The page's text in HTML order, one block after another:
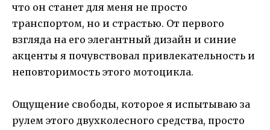
что он станет для меня не просто
транспортом, но и страстью. От первого
взгляда на его элегантный дизайн и синие
акценты я почувствовал привлекательность и
неповторимость этого мотоцикла.
Ощущение свободы, которое я испытываю за
рулем этого двухколесного средства, просто